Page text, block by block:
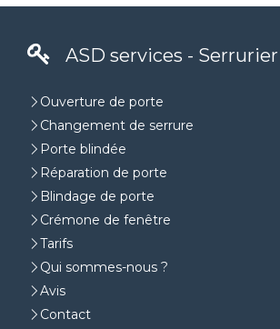
ASD services - Serrurier
Ouverture de porte
Changement de serrure
Porte blindée
Réparation de porte
Blindage de porte
Crémone de fenêtre
Tarifs
Qui sommes-nous ?
Avis
Contact